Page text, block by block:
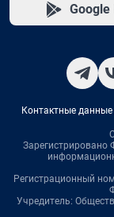
Google
Контактные
Зарегистрировано
Регистрационный
Учредитель: